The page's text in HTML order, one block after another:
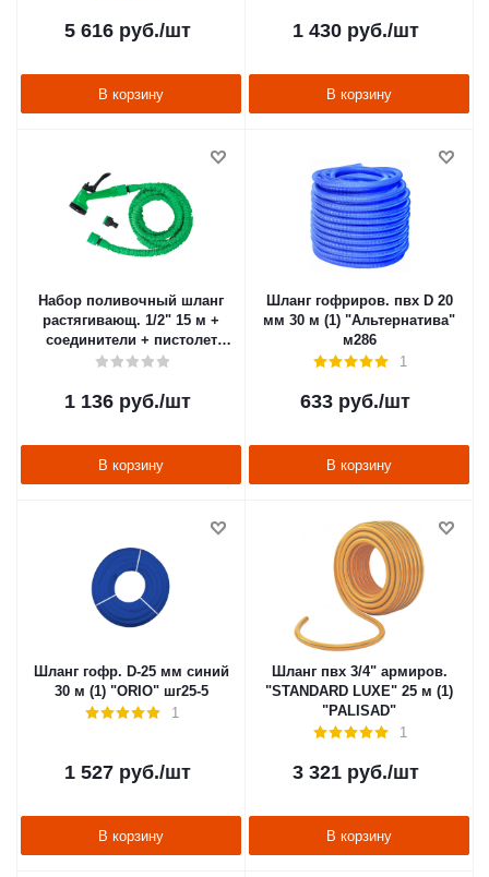
5 616руб./шт
В корзину
1 430руб./шт
В корзину
Набор поливочный шланг
растягивающ. 1/2" 15 м +
соединители + пистолет
(1/12) "PARK" LS1051-150
1 136руб./шт
В корзину
Шланг гофриров. пвх D 20
мм 30 м (1) "Альтернатива"
м286
1
633 руб./шт
В корзину
Шланг гофр. D-25 мм синий
30 м (1) "ORIO" шг25-5
1
1 527руб./шт
В корзину
Шланг пвх 3/4" армиров.
"STANDARD LUXE" 25 м (1)
"PALISAD"
1
3 321руб./шт
В корзину